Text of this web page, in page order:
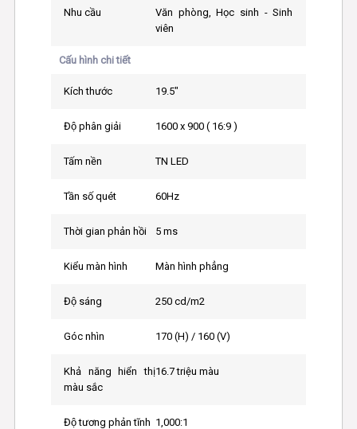
Nhu cầu
Văn phòng, Học sinh - Sinh
viên
Cấu hình chi tiết
Kích thước 19.5"
Độ phân giải 1600 x 900 ( 16:9 )
Tấm nền TN LED
Tần số quét 60Hz
Thời gian phản hồi 5 ms
Kiểu màn hình Màn hình phẳng
Độ sáng 250 cd/m2
Góc nhìn 170 (H) / 160 (V)
Khả năng hiển thị
màu sắc
16.7 triệu màu
Độ tương phản tĩnh 1,000:1